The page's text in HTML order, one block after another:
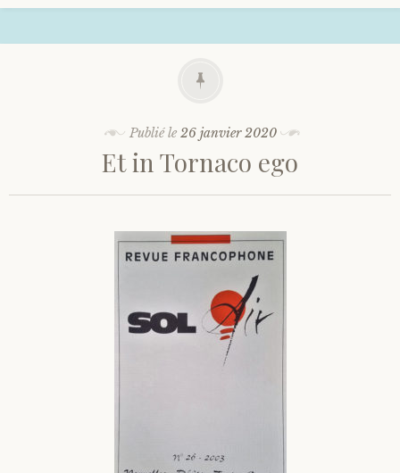
Publié le 26 janvier 2020
Et in Tornaco ego